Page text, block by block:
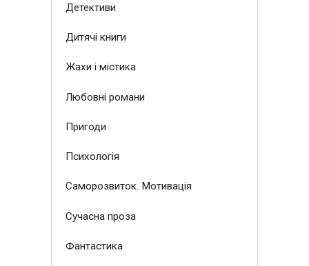
Детективи
Дитячі книги
Жахи і містика
Любовні романи
Пригоди
Психологія
Саморозвиток. Мотивація
Сучасна проза
Фантастика